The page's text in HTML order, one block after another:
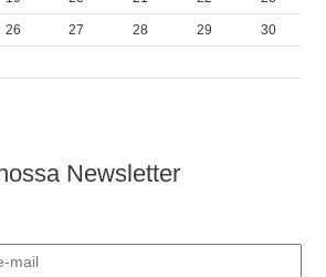
26 27 28 29 30
Newsletter